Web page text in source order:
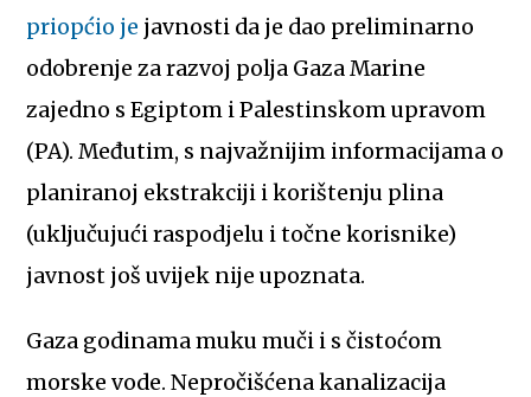
priopćio je javnosti da je dao preliminarno
odobrenje za razvoj polja Gaza Marine
zajedno s Egiptom i Palestinskom upravom
(PA). Međutim, s najvažnijim informacijama o
planiranoj ekstrakciji i korištenju plina
(uključujući raspodjelu i točne korisnike)
javnost još uvijek nije upoznata.
Gaza godinama muku muči i s čistoćom
morske vode. Nepročišćena kanalizacija